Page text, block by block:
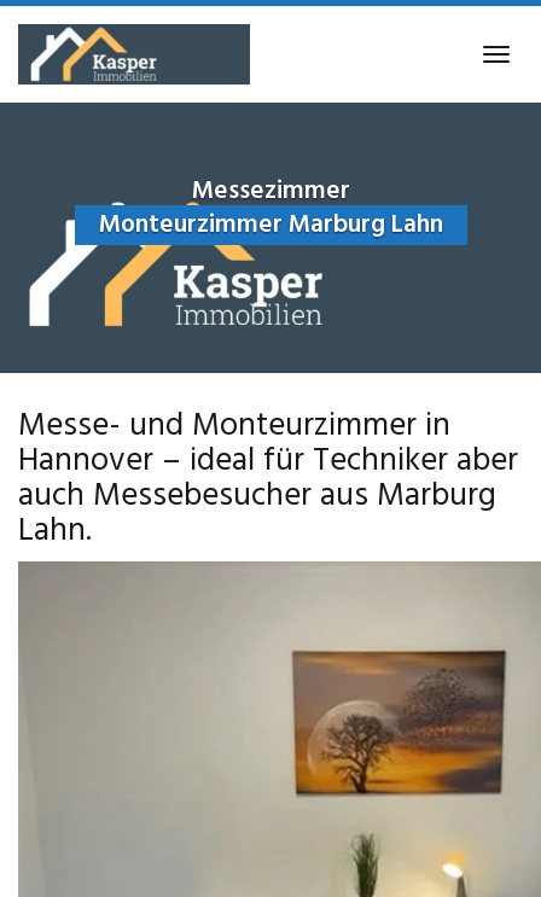
Skip
main
Messezimmer
Monteurzimmer Marburg Lahn
Messe- und Monteurzimmer in
Hannover – ideal für Techniker aber
auch Messebesucher aus Marburg
Lahn.